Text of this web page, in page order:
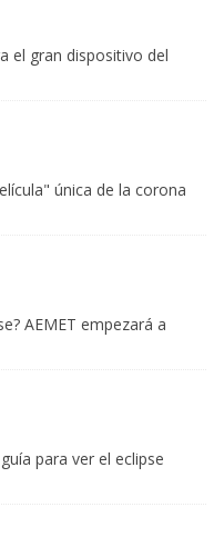
el gran dispositivo del
única de la corona
AEMET empezará a
para ver el eclipse